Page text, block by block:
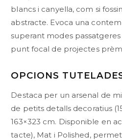
blancs i canyella, com si
abstracte. Evoca una
superant modes
punt focal de projectes
OPCIONS
Destaca per un arsenal de
de petits detalls decoratius
163×323 cm. Disponible en
tacte), Mat i Polished,